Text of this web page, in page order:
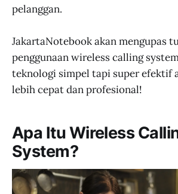
pelanggan.
JakartaNotebook akan mengupas
penggunaan wireless calling
teknologi simpel tapi super efektif
lebih cepat dan profesional!
Apa Itu Wireless
System?